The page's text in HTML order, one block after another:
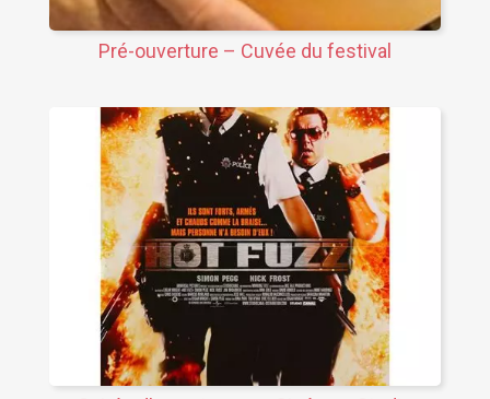
Pré-ouverture – Cuvée du festival